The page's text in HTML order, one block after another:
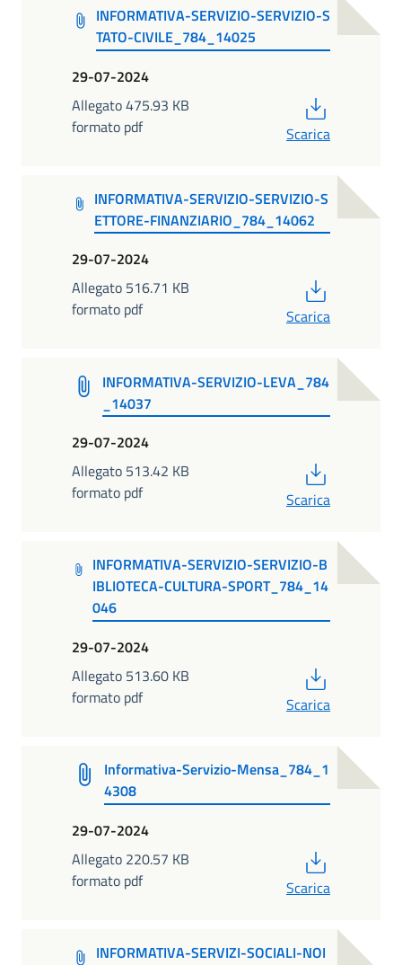
INFORMATIVA-SERVIZIO-SERVIZIO-S
TATO-CIVILE_784_14025
29-07-2024
Allegato 475.93 KB
formato pdf
Scarica
INFORMATIVA-SERVIZIO-SERVIZIO-S
ETTORE-FINANZIARIO_784_14062
29-07-2024
Allegato 516.71 KB
formato pdf
Scarica
INFORMATIVA-SERVIZIO-LEVA_784
_14037
29-07-2024
Allegato 513.42 KB
formato pdf
Scarica
INFORMATIVA-SERVIZIO-SERVIZIO-B
IBLIOTECA-CULTURA-SPORT_784_14
046
29-07-2024
Allegato 513.60 KB
formato pdf
Scarica
Informativa-Servizio-Mensa_784_1
4308
29-07-2024
Allegato 220.57 KB
formato pdf
Scarica
INFORMATIVA-SERVIZI-SOCIALI-NOI